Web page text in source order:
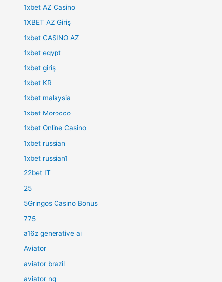
1xbet AZ Casino
1XBET AZ Giriş
1xbet CASINO AZ
1xbet egypt
1xbet giriş
1xbet KR
1xbet malaysia
1xbet Morocco
1xbet Online Casino
1xbet russian
1xbet russian1
22bet IT
25
5Gringos Casino Bonus
775
a16z generative ai
Aviator
aviator brazil
aviator ng